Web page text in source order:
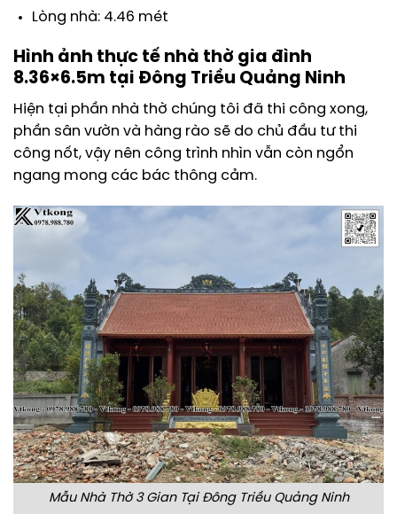
Lòng nhà: 4.46 mét
Hình ảnh thực tế nhà thờ gia đình
8.36×6.5m tại Đông Triều Quảng Ninh
Hiện tại phần nhà thờ chúng tôi đã thi công xong,
phần sân vườn và hàng rào sẽ do chủ đầu tư thi
công nốt, vậy nên công trình nhìn vẫn còn ngổn
ngang mong các bác thông cảm.
Mẫu Nhà Thờ 3 Gian Tại Đông Triều Quảng Ninh